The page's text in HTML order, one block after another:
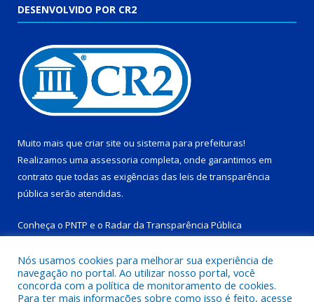
DESENVOLVIDO POR CR2
Muito mais que criar site ou sistema para prefeituras!
Realizamos uma assessoria completa, onde garantimos em
contrato que todas as exigências das leis de transparência
pública serão atendidas.
Conheça o PNTP e o Radar da Transparência Pública
Todos os direitos reservados a Prefeitura Municipal de Tucuruí-
Nós usamos cookies para melhorar sua experiência de
navegação no portal. Ao utilizar nosso portal, você
concorda com a política de monitoramento de cookies.
Para ter mais informações sobre como isso é feito, acesse